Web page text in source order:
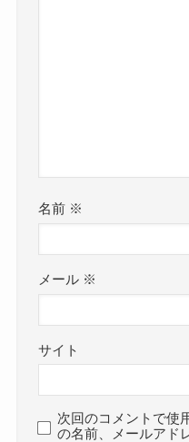
名前 ※
メール ※
サイト
次回のコメントで使
の名前、メールアド